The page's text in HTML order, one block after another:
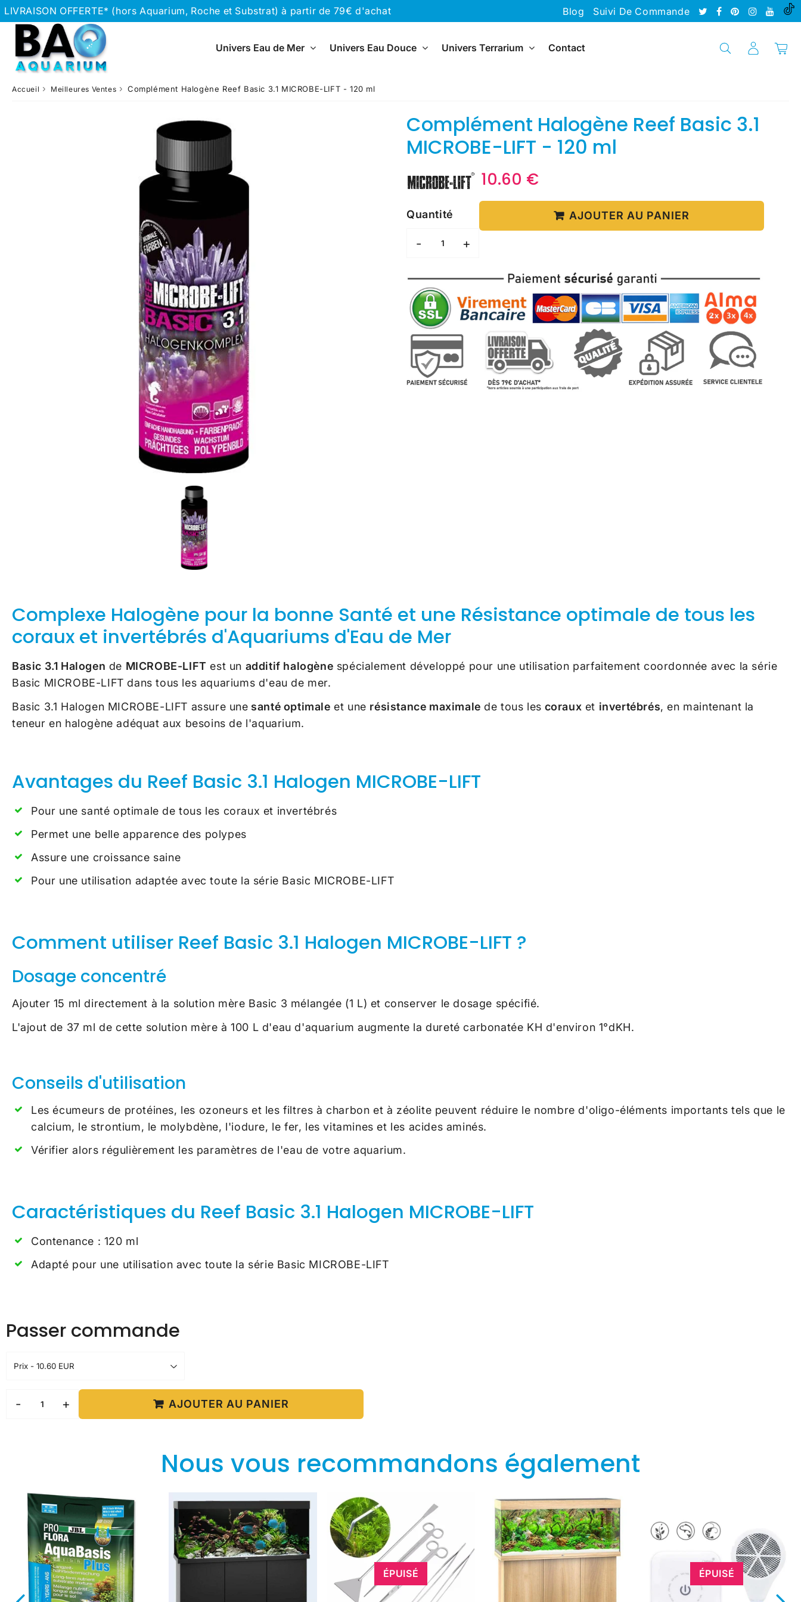
LIVRAISON OFFERTE* (hors Aquarium, Roche et Substrat) à partir de 79€ d'achat Blog Suivi De Commande
Univers Eau de Mer Univers Eau Douce Univers Terrarium Contact
Accueil › Meilleures Ventes › Complément Halogène Reef Basic 3.1 MICROBE-LIFT - 120 ml
Complément Halogène Reef Basic 3.1
MICROBE-LIFT - 120 ml
10.60 €
€price
Quantité
- +
AJOUTER AU PANIER
Complexe Halogène pour la bonne Santé et une Résistance optimale de tous les
coraux et invertébrés d'Aquariums d'Eau de Mer
Basic 3.1 Halogen de MICROBE-LIFT est un additif halogène spécialement développé pour une utilisation parfaitement coordonnée avec la série
Basic MICROBE-LIFT dans tous les aquariums d'eau de mer.
Basic 3.1 Halogen MICROBE-LIFT assure une santé optimale et une résistance maximale de tous les coraux et invertébrés, en maintenant la
teneur en halogène adéquat aux besoins de l'aquarium.
Avantages du Reef Basic 3.1 Halogen MICROBE-LIFT
Pour une santé optimale de tous les coraux et invertébrés
Permet une belle apparence des polypes
Assure une croissance saine
Pour une utilisation adaptée avec toute la série Basic MICROBE-LIFT
Comment utiliser Reef Basic 3.1 Halogen MICROBE-LIFT ?
Dosage concentré
Ajouter 15 ml directement à la solution mère Basic 3 mélangée (1 L) et conserver le dosage spécifié.
L'ajout de 37 ml de cette solution mère à 100 L d'eau d'aquarium augmente la dureté carbonatée KH d'environ 1°dKH.
Conseils d'utilisation
Les écumeurs de protéines, les ozoneurs et les filtres à charbon et à zéolite peuvent réduire le nombre d'oligo-éléments importants tels que le
calcium, le strontium, le molybdène, l'iodure, le fer, les vitamines et les acides aminés.
Vérifier alors régulièrement les paramètres de l'eau de votre aquarium.
Caractéristiques du Reef Basic 3.1 Halogen MICROBE-LIFT
Contenance : 120 ml
Adapté pour une utilisation avec toute la série Basic MICROBE-LIFT
Passer commande
- + AJOUTER AU PANIER
Nous vous recommandons également
ÉPUISÉ ÉPUISÉ